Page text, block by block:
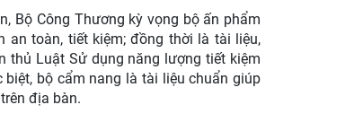
Bộ Công Thương kỳ vọng bộ ấn phẩm
an toàn, tiết kiệm; đồng thời là tài liệu,
thủ Luật Sử dụng năng lượng tiết kiệm
bộ cẩm nang là tài liệu chuẩn giúp
địa bàn.